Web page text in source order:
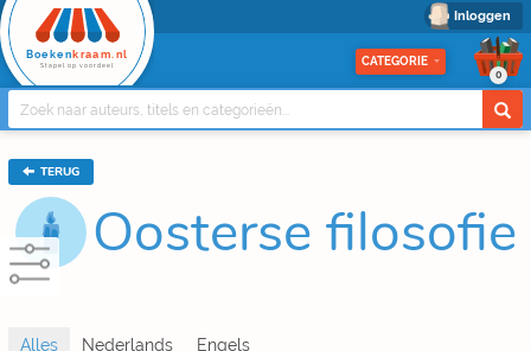
Inloggen
Boeken kraam.nl
Stapel op voordeel CATEGORIE
0
TERUG
Oosterse filosofie